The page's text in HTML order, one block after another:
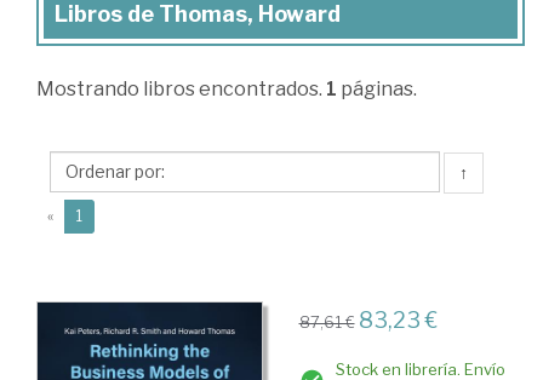
Libros
Thomas,
Libros de Thomas, Howard
Mostrando libros encontrados. 1 páginas.
↑
« 1
87,61 € 83,23 €
Stock en librería. Envío